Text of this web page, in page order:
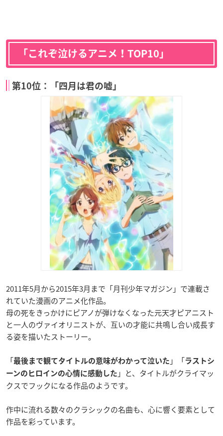
「これぞ泣けるアニメ！TOP10」
第10位：「四月は君の嘘」
2011年5月から2015年3月まで「月刊少年マガジン」で連載さ
れていた漫画のアニメ化作品。
母の死をきっかけにピアノが弾けなくなった元天才ピアニスト
と一人のヴァイオリニストが、互いの才能に共鳴し合い成長す
る姿を描いたストーリー。
「最後まで観てタイトルの意味がわかって泣いた 」「ラストシ
ーンのヒロインの心情に感動した 」と、タイトルがクライマッ
クスでフックになる作品のようです。
作中に流れる数々のクラシックの名曲も、心に響く要素として
作品を彩っています。